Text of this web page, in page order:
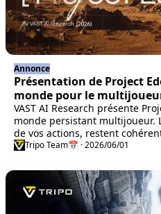
Annonce
Présentation de Project
monde pour le
VAST AI Research présente
monde persistant multijoueur.
de vos actions, restent
et fonctionnent en continu.
Tripo Team📅 · 2026/06/01